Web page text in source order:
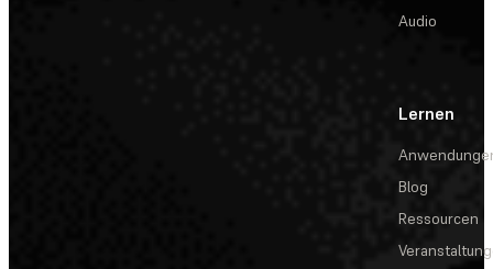
Audio
Lernen
Blog
Ressourcen